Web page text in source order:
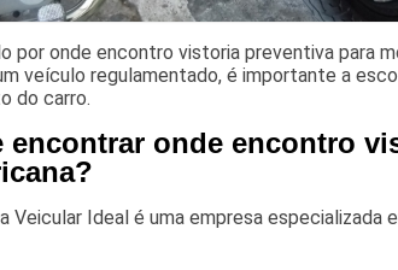
por onde encontro vistoria preventiva para
veículo regulamentado, é importante a
do carro.
encontrar onde encontro
Veicular Ideal é uma empresa